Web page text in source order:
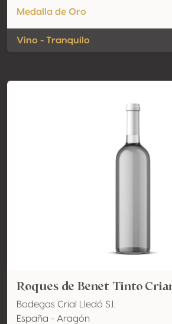
Medalla de Oro
Vino - Tranquilo
Roques de Benet Tinto
Bodegas Crial Lledó S.l.
España - Aragón